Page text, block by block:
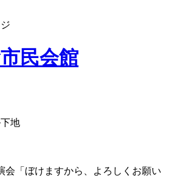
民会館
会「ぼけますから、よろしくお願い